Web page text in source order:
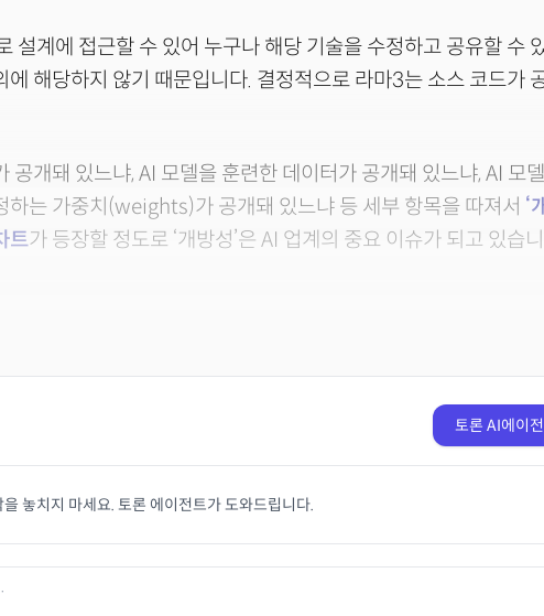
설계에 접근할 수 있어 누구나 해당 기술을 수정하고 공유할 수
에 해당하지 않기 때문입니다. 결정적으로 라마3는 소스 코드가
공개돼 있느냐, AI 모델을 훈련한 데이터가 공개돼 있느냐, AI 모
하는 가중치(weights)가 공개돼 있느냐 등 세부 항목을 따져서 ‘
트가 등장할 정도로 ‘개방성’은 AI 업계의 중요 이슈가 되고 있습
토론 AI에이
놓치지 마세요. 토론 에이전트가 도와드립니다.